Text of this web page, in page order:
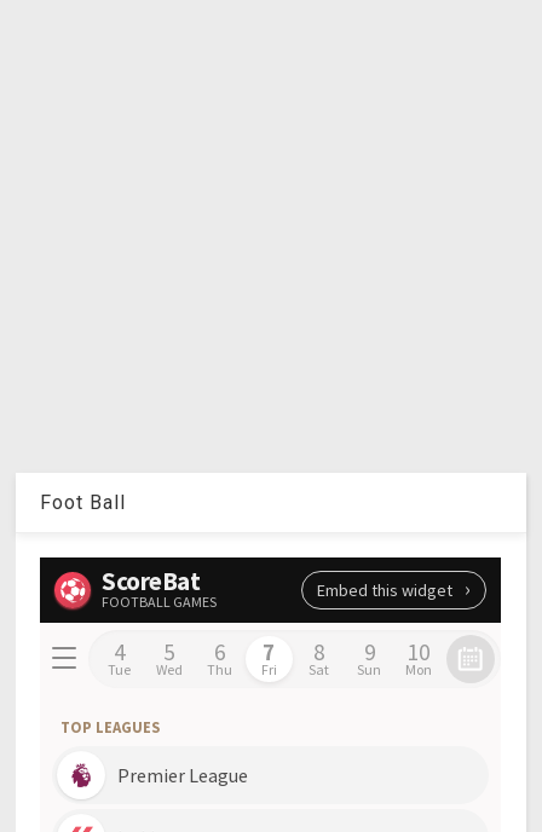
Foot Ball